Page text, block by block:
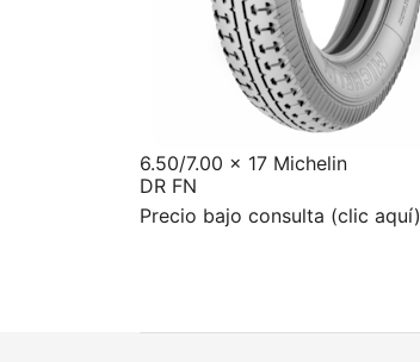
6.50/7.00 x 17 Michelin
DR FN
Precio bajo consulta (clic aquí)